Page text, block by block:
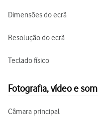
Dimensões do ecrã
Resolução do ecrã
Teclado físico
Fotografia, vídeo e som
Câmara principal